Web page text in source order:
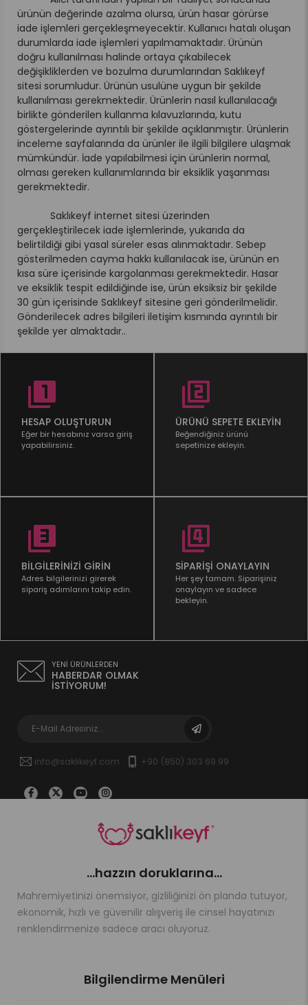
ürünün değerinde azalma olursa, ürün hasar görürse
iade işlemleri gerçekleşmeyecektir. Kullanıcı hatalı oluşan
durumlarda iade işlemleri yapılmamaktadır. Ürünün
doğru kullanılması halinde ortaya çıkabilecek
değişikliklerden ve bozulma durumlarından Saklıkeyf
sitesi sorumludur. Ürünün usulüne uygun bir şekilde
kullanılması gerekmektedir. Ürünlerin nasıl kullanılacağı
birlikte gönderilen kullanma kılavuzlarında, kutu
göstergelerinde ayrıntılı bir şekilde açıklanmıştır. Ürünlerin
inceleme sayfalarında da ürünler ile ilgili bilgilere ulaşmak
mümkündür. İade yapılabilmesi için ürünlerin normal,
olması gereken kullanımlarında bir eksiklik yaşanması
gerekmektedir.
Saklıkeyf internet sitesi üzerinden
gerçekleştirilecek iade işlemlerinde, yukarıda da
belirtildiği gibi yasal süreler esas alınmaktadır. Sebep
gösterilmeden cayma hakkı kullanılacak ise, ürünün en
kısa süre içerisinde kargolanması gerekmektedir. Hasar
ve eksiklik tespit edildiğinde ise, ürün eksiksiz bir şekilde
30 gün içerisinde Saklıkeyf sitesine geri gönderilmelidir.
Gönderilecek adres bilgileri iletişim kısmında ayrıntılı bir
şekilde yer almaktadır..
HESAP OLUŞTURUN
Eğer bir hesabınız varsa giriş
yapabilirsiniz.
ÜRÜNÜ SEPETE EKLEYİN
Beğendiğiniz ürünü
sepetinize ekleyin.
BİLGİLERİNİZİ GİRİN
Adres bilgilerinizi girerek
sipariş adımlarını takip edin.
SİPARİŞİ ONAYLAYIN
Her şey tamam. Siparişiniz
onaylayın ve sadece
bekleyin.
YENİ ÜRÜNLERDEN
HABERDAR OLMAK
İSTİYORUM!
info@saklikeyf.com +90 (850) 303 69 99
...hazzın doruklarına...
Mahremiyetinizi önemsiyor, gizliliğinizi ön planda tutuyor,
ekonomik, hızlı ve güvenilir alışveriş ile cinsel hayatınızı
renklendirmenize sadece aracı oluyoruz.
Bilgilendirme Menüleri